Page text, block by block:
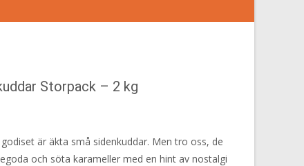
Storpack – 2 kg
är äkta små sidenkuddar. Men tro oss, de
och söta karameller med en hint av nostalgi